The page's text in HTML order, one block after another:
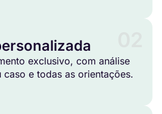
exclusivo, com análise
caso e todas as orientações.